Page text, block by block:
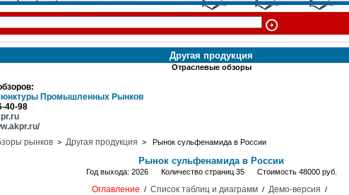
Другая продукция
Отраслевые обзоры
Промышленных Рынков
40-98
рынков > Другая продукция > Рынок сульфенамида в России
Рынок сульфенамида в России
Год выхода: 2026 Количество страниц 35 Стоимость 48000 руб.
Оглавление / Список таблиц и диаграмм/ Демо-версия /